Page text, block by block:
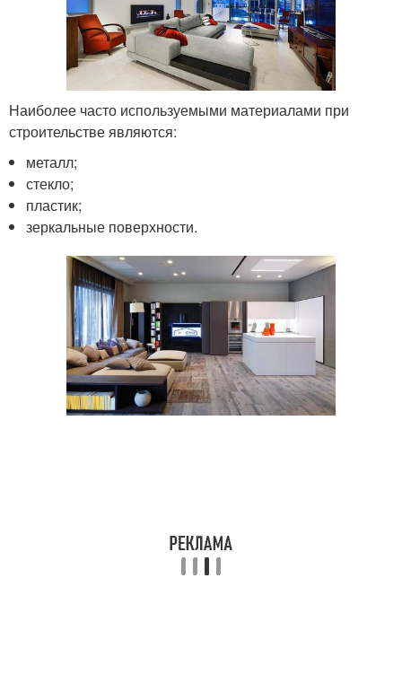
Наиболее часто используемыми материалами при
строительстве являются:
металл;
стекло;
пластик;
зеркальные поверхности.